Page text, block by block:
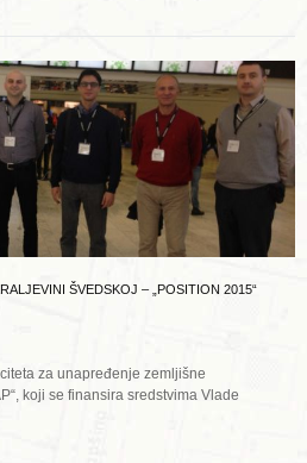
ŠVEDSKOJ – „POSITION 2015“
za unapređenje zemljišne
koji se finansira sredstvima Vlade